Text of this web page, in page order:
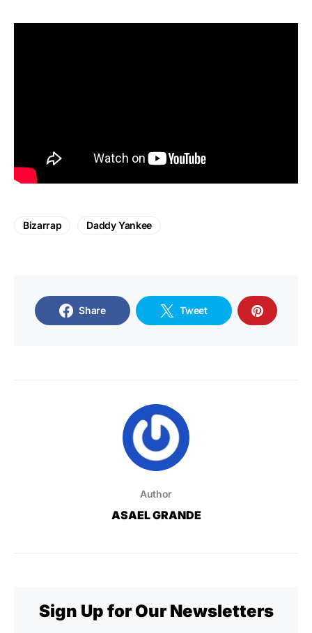
Bizarrap Daddy Yankee
Share Tweet
Author
ASAEL GRANDE
Sign Up for Our Newsletters